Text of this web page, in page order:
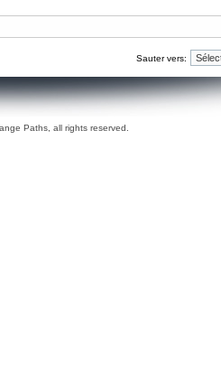
Sauter vers:
Paths, all rights reserved.